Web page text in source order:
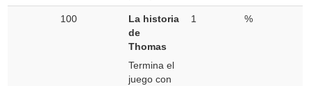
100
La historia
de
Thomas
Termina el
juego con
1 %